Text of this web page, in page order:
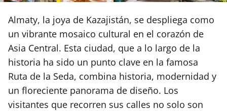
Almaty, la joya de Kazajistán, se despliega como
un vibrante mosaico cultural en el corazón de
Asia Central. Esta ciudad, que a lo largo de la
historia ha sido un punto clave en la famosa
Ruta de la Seda, combina historia, modernidad y
un floreciente panorama de diseño. Los
visitantes que recorren sus calles no solo son